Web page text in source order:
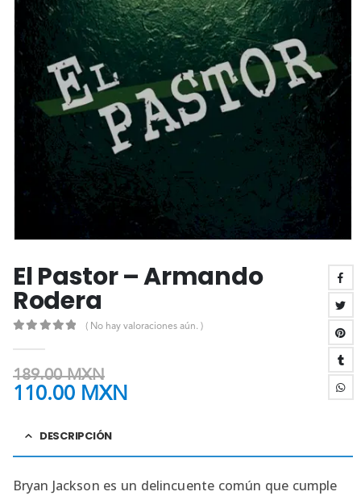
El Pastor – Armando
Rodera
( No hay valoraciones aún. )
189.00MXN
110.00 MXN
DESCRIPCIÓN
Bryan Jackson es un delincuente común que cumple